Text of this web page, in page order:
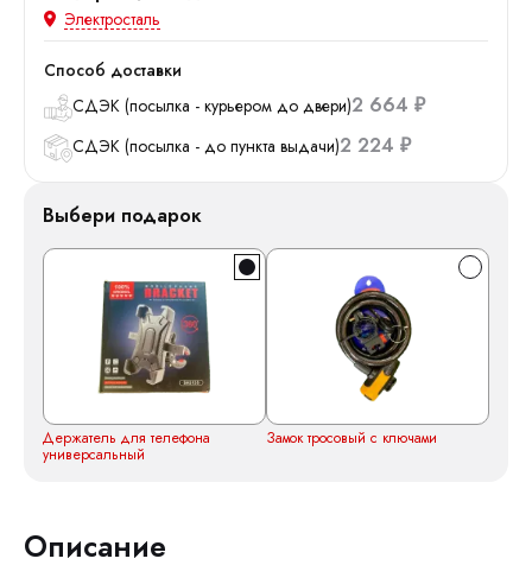
Электросталь
Способ доставки
СДЭК (посылка - курьером до двери)2 664 ₽
СДЭК (посылка - до пункта выдачи)2 224 ₽
Выбери подарок
Держатель для телефона
универсальный
Замок тросовый с ключами
Описание